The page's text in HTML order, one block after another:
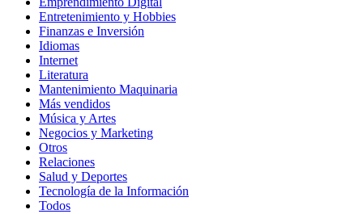
Entretenimiento y Hobbies
Finanzas e Inversión
Idiomas
Internet
Literatura
Mantenimiento Maquinaria
Más vendidos
Música y Artes
Negocios y Marketing
Otros
Relaciones
Salud y Deportes
Tecnología de la Información
Todos